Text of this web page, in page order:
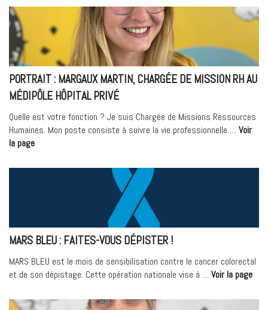
Max
Souvignet,
de
au
Médipôle
Privé »
PORTRAIT : MARGAUX MARTIN, CHARGÉE DE MISSION RH AU
MÉDIPÔLE HÔPITAL PRIVÉ
Quelle est votre fonction ? Je suis Chargée de Missions Ressources
Humaines. Mon poste consiste à suivre la vie professionnelle … Voir
la page« Portrait
Margaux
RH
au
Médipôle
Hôpital
MARS BLEU : FAITES-VOUS DÉPISTER !
MARS BLEU est le mois de sensibilisation contre le cancer colorectal
et de son dépistage. Cette opération nationale vise à … Voir la page«
: